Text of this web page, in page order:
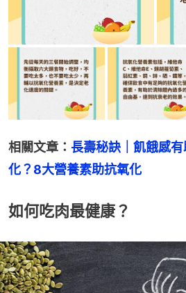
相關文章： 長壽秘訣｜飢餓感
化？8大營養素助抗氧化
如何吃肉最健康？